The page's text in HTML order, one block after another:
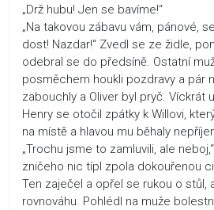
„Drž hubu! Jen se bavíme!“
„Na takovou zábavu vám, pánové,
dost! Nazdar!“ Zvedl se ze židle,
odebral se do předsíně. Ostatní
posměchem houkli pozdravy a pár
zabouchly a Oliver byl pryč. Víckrát
Henry se otočil zpátky k Willovi,
na místě a hlavou mu běhaly
„Trochu jsme to zamluvili, ale
zničeho nic típl zpola dokouřenou
Ten zaječel a opřel se rukou o stůl,
rovnováhu. Pohlédl na muže